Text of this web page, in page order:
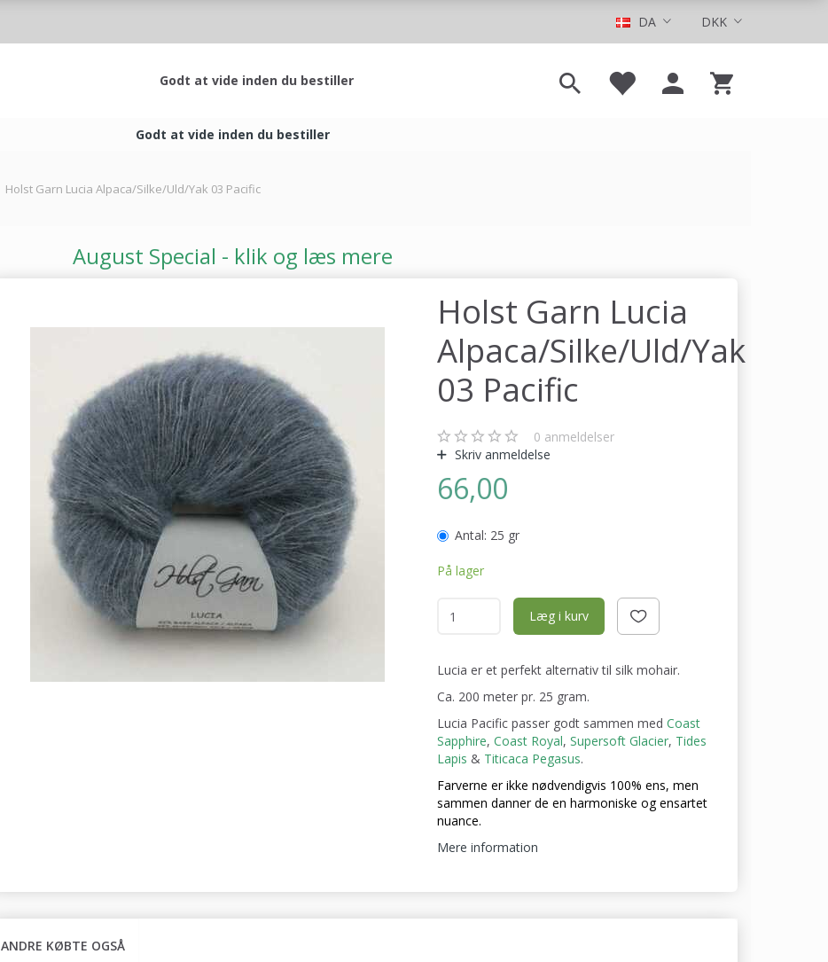
DKK
DA
Godt at vide inden du bestiller
Godt at vide inden du bestiller
Holst Garn Lucia Alpaca/Silke/Uld/Yak 03 Pacific
August Special - klik og læs mere
Holst Garn Lucia
Alpaca/Silke/Uld/Yak
03 Pacific
0 anmeldelser
Skriv anmeldelse
66,00
Antal: 25 gr
På lager
Læg i kurv
Lucia er et perfekt alternativ til silk mohair.
Ca. 200 meter pr. 25 gram.
Lucia Pacific passer godt sammen medCoast
Sapphire,Coast Royal,Supersoft Glacier, Tides
Lapis & Titicaca Pegasus.
Farverne er ikke nødvendigvis 100% ens, men
sammen danner de en harmoniske og ensartet
nuance.
Mere information
ANDRE KØBTE OGSÅ